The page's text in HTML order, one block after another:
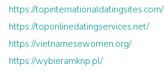
https://topinternationaldatingsites.com/
https://toponlinedatingservices.net/
https://vietnamesewomen.org/
https://wybieramknp.pl/